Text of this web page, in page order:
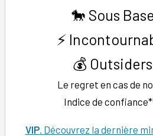
🐎 Sous
⚡
💰 Outsiders
Le regret en cas de
Indice de
VIP. Découvrez la dernière